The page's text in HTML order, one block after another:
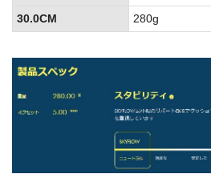
30.0CM 280g